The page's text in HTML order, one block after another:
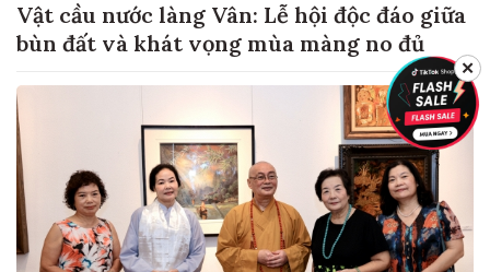
Vật cầu nước làng Vân: Lễ hội độc đáo giữa
bùn đất và khát vọng mùa màng no đủ
✕